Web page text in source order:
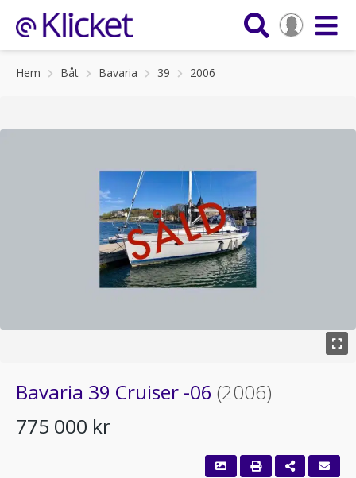
Hem Båt Bavaria 39 2006
Bavaria 39 Cruiser -06 (2006)
775 000 kr